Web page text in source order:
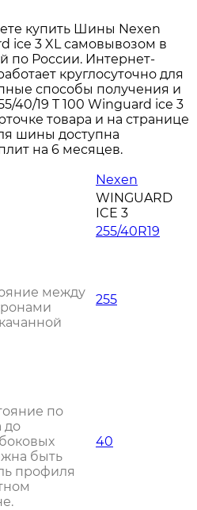
купить Шины Nexen
ice 3 XL самовывозом в
по России. Интернет-
круглосуточно для
способы получения и
40/19 T 100 Winguard ice 3
товара и на странице
шины доступна
на 6 месяцев.
Nexen
WINGUARD
ICE 3
255/40R19
между
255
по
до
быть
профиля
40